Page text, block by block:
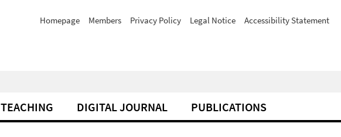
Homepage Members Privacy Policy Legal Notice Accessibility Statement
TEACHING DIGITAL JOURNAL PUBLICATIONS